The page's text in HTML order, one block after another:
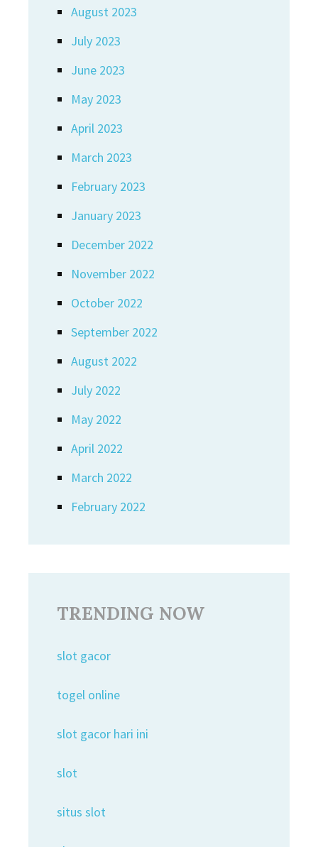
August 2023
July 2023
June 2023
May 2023
April 2023
March 2023
February 2023
January 2023
December 2022
November 2022
October 2022
September 2022
August 2022
July 2022
May 2022
April 2022
March 2022
February 2022
TRENDING NOW
slot gacor
togel online
slot gacor hari ini
slot
situs slot